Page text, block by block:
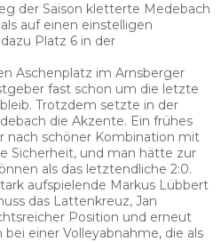
der Saison kletterte Medebach
auf einen einstelligen
Platz 6 in der
Aschenplatz im Arnsberger
fast schon um die letzte
Trotzdem setzte in der
die Akzente. Ein frühes
nach schöner Kombination mit
Sicherheit, und man hätte zur
als das letztendliche 2:0.
aufspielende Markus Lübbert
das Lattenkreuz, Jan
Position und erneut
einer Volleyabnahme, die als